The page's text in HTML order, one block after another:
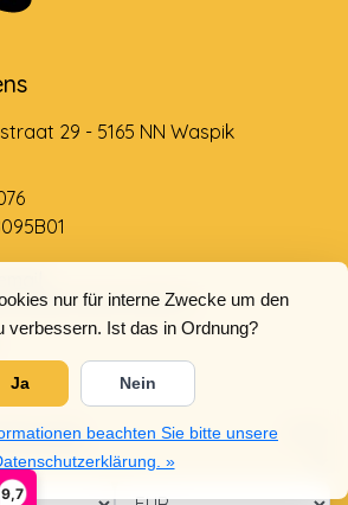
9,7
nur für interne Zwecke um den
verbessern. Ist das in Ordnung?
Ja Nein
beachten Sie bitte unsere
»
29 - 5165 NN Waspik
Socials